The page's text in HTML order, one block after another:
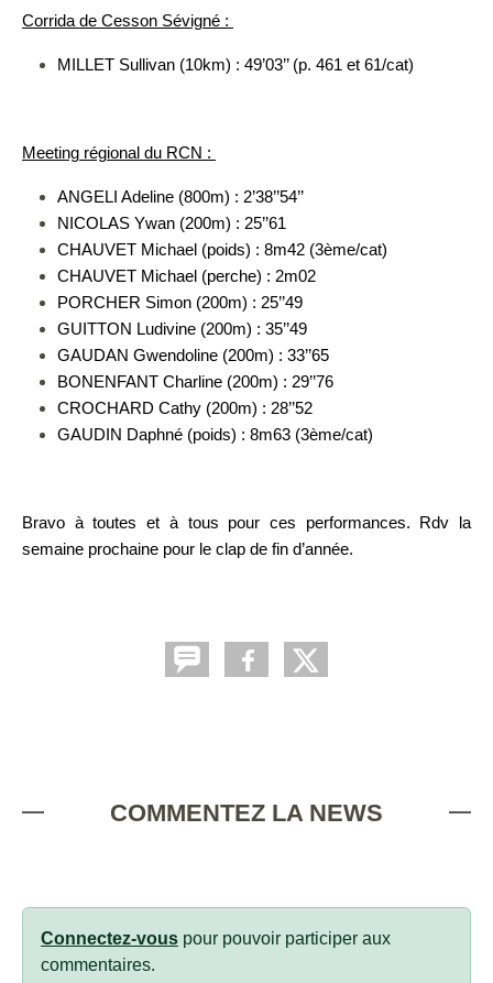
Corrida de Cesson Sévigné :
MILLET Sullivan (10km) : 49’03’’ (p. 461 et 61/cat)
Meeting régional du RCN :
ANGELI Adeline (800m) : 2’38’’54’’
NICOLAS Ywan (200m) : 25’’61
CHAUVET Michael (poids) : 8m42 (3ème/cat)
CHAUVET Michael (perche) : 2m02
PORCHER Simon (200m) : 25’’49
GUITTON Ludivine (200m) : 35’’49
GAUDAN Gwendoline (200m) : 33’’65
BONENFANT Charline (200m) : 29’’76
CROCHARD Cathy (200m) : 28’’52
GAUDIN Daphné (poids) : 8m63 (3ème/cat)
Bravo à toutes et à tous pour ces performances. Rdv la
semaine prochaine pour le clap de fin d’année.
COMMENTEZ LA NEWS
Connectez-vous pour pouvoir participer aux
commentaires.